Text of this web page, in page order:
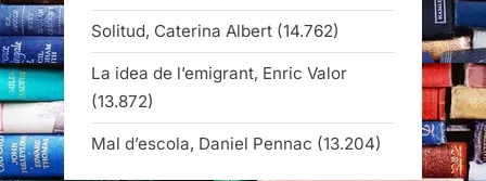
Solitud, Caterina Albert (14.762)
La idea de l’emigrant, Enric Valor
(13.872)
Mal d’escola, Daniel Pennac (13.204)